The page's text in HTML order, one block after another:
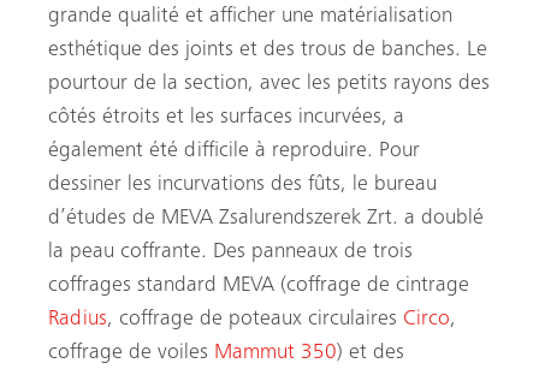
grande qualité et afficher une matérialisation
esthétique des joints et des trous de banches. Le
pourtour de la section, avec les petits rayons des
côtés étroits et les surfaces incurvées, a
également été difficile à reproduire. Pour
dessiner les incurvations des fûts, le bureau
d’études de MEVA Zsalurendszerek Zrt. a doublé
la peau coffrante. Des panneaux de trois
coffrages standard MEVA (coffrage de cintrage
Radius, coffrage de poteaux circulaires Circo,
coffrage de voiles Mammut 350) et des